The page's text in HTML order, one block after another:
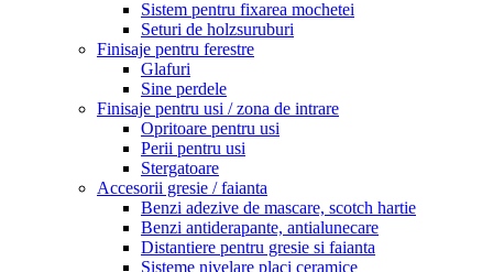
Sistem pentru fixarea mochetei
Seturi de holzsuruburi
Finisaje pentru ferestre
Glafuri
Sine perdele
Finisaje pentru usi / zona de intrare
Opritoare pentru usi
Perii pentru usi
Stergatoare
Accesorii gresie / faianta
Benzi adezive de mascare, scotch hartie
Benzi antiderapante, antialunecare
Distantiere pentru gresie si faianta
Sisteme nivelare placi ceramice